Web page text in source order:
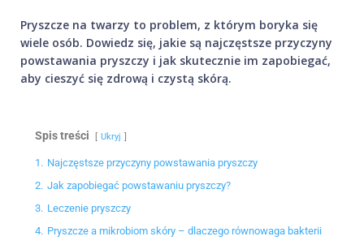
Pryszcze na twarzy to problem, z którym boryka się
wiele osób. Dowiedz się, jakie są najczęstsze przyczyny
powstawania pryszczy i jak skutecznie im zapobiegać,
aby cieszyć się zdrową i czystą skórą.
Spis treści Ukryj
1. Najczęstsze przyczyny powstawania pryszczy
2. Jak zapobiegać powstawaniu pryszczy?
3. Leczenie pryszczy
4. Pryszcze a mikrobiom skóry – dlaczego równowaga bakterii